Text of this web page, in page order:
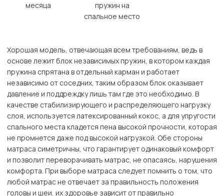
месяца
пружин на
спальное место
Хорошая модель, отвечающая всем требованиям, ведь в
основе лежит блок независимых пружин, в котором каждая
пружина спрятана в отдельный карман и работает
независимо от соседних, таким образом блок оказывает
давление и поддреждку лишь там где это необходимо. В
качестве стабилизирующего и распределяющего нагрузку
слоя, используется латексированный кокос, а для упругости
спального места кладется пена высокой прочности, которая
не промнется даже под высокой нагрузкой. Обе стороны
матраса симетричны, что гарантирует одинаковый комфорт
и позволит переворачивать матрас, не опасаясь, нарушения
комфорта. При выборе матраса следует помнить о том, что
любой матрас не отвечает за правильность положения
головы и шеи, их здоровье зависит от правильно